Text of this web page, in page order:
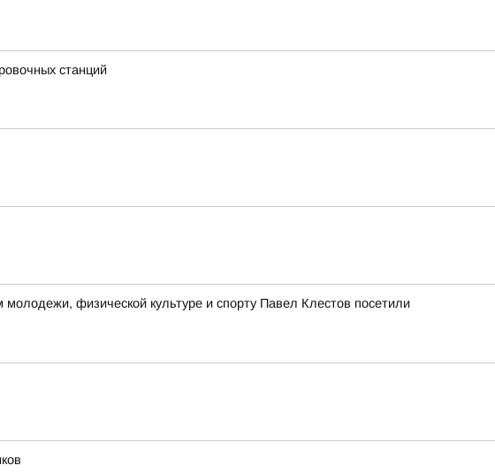
станций
физической культуре и спорту Павел Клестов посетили